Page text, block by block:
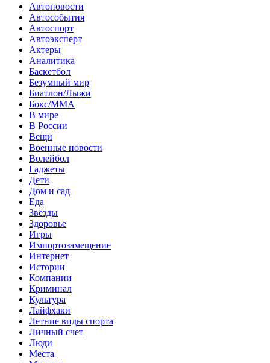
Автоновости
Автособытия
Автоспорт
Автоэксперт
Актеры
Аналитика
Баскетбол
Безумный мир
Биатлон/Лыжи
Бокс/MMA
В мире
В России
Вещи
Военные новости
Волейбол
Гаджеты
Дети
Дом и сад
Еда
Звёзды
Здоровье
Игры
Импортозамещение
Интернет
Истории
Компании
Криминал
Культура
Лайфхаки
Летние виды спорта
Личный счет
Люди
Места